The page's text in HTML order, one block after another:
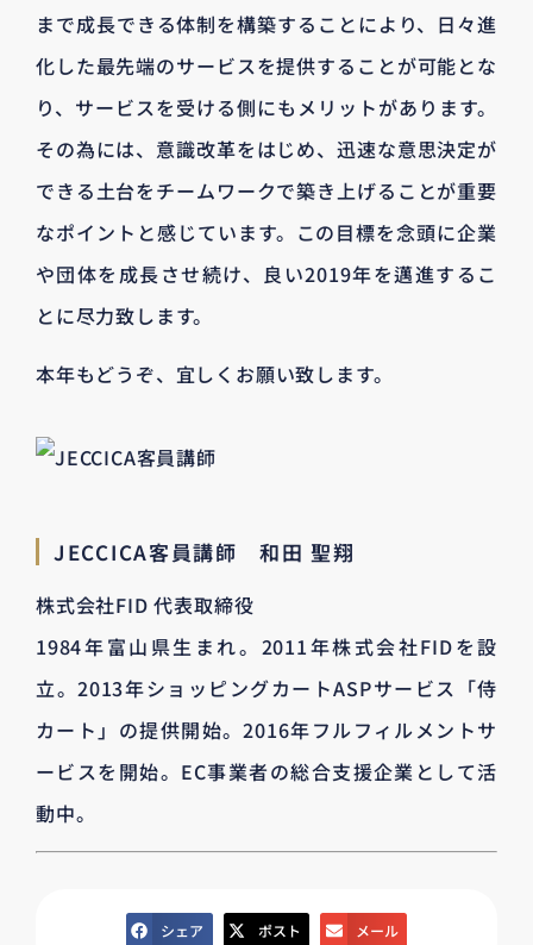
まで成長できる体制を構築することにより、日々進
化した最先端のサービスを提供することが可能とな
り、サービスを受ける側にもメリットがあります。
その為には、意識改革をはじめ、迅速な意思決定が
できる土台をチームワークで築き上げることが重要
なポイントと感じています。この目標を念頭に企業
や団体を成長させ続け、良い2019年を邁進するこ
とに尽力致します。
本年もどうぞ、宜しくお願い致します。
JECCICA客員講師 和田 聖翔
株式会社FID 代表取締役
1984年富山県生まれ。2011年株式会社FIDを設
立。2013年ショッピングカートASPサービス「侍
カート」の提供開始。2016年フルフィルメントサ
ービスを開始。EC事業者の総合支援企業として活
動中。
シェア ポスト メール